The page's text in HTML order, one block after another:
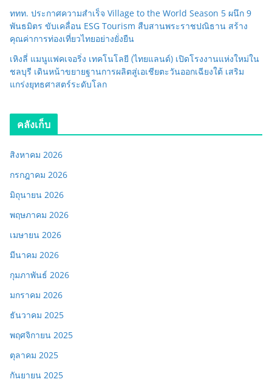
ททท. ประกาศความสำเร็จ Village to the World Season 5 ผนึก 9
พันธมิตร ขับเคลื่อน ESG Tourism สืบสานพระราชปณิธาน สร้าง
คุณค่าการท่องเที่ยวไทยอย่างยั่งยืน
เหิงลี่ แมนูแฟคเจอริ่ง เทคโนโลยี (ไทยแลนด์) เปิดโรงงานแห่งใหม่ใน
ชลบุรี เดินหน้าขยายฐานการผลิตสู่เอเชียตะวันออกเฉียงใต้ เสริม
แกร่งยุทธศาสตร์ระดับโลก
คลังเก็บ
สิงหาคม 2026
กรกฎาคม 2026
มิถุนายน 2026
พฤษภาคม 2026
เมษายน 2026
มีนาคม 2026
กุมภาพันธ์ 2026
มกราคม 2026
ธันวาคม 2025
พฤศจิกายน 2025
ตุลาคม 2025
กันยายน 2025